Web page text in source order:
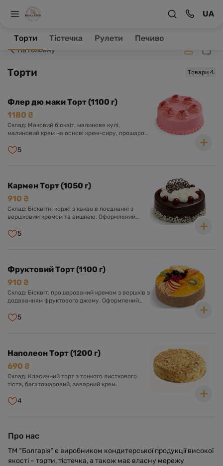
UA
Торти Тістечка Рулети Печиво
Заклад зачинено, ваше замовлення буде оброблене в
На головну
Торти Товари 4
Флер дю маки Торт (1100 г)
1180 ₴
Склад: Маковий бісквіт, малинове кулі,
малиновий крем на основі крем-сиру, прошарок
5
Кармен Торт (1050 г)
910 ₴
Склад: Бісквітні коржі з какао в поєднанні з
вершковим кремом та вишнею. Оформлений
вишнею.
5
Фруктовий Торт (1100 г)
910 ₴
Склад: Бісквіт, прошарований кремом з вершків з
додаванням фруктового джему. Оформлений
прозорому желе.
5
Наполеон Торт (1200 г)
690 ₴
Склад: Класичний торт з тонкого листкового
тіста, багатошаровий, заварний крем.
4
Про нас
ТМ “Болгарія” є виробником кондитерської продукції високої
якості – торти, тістечка, а також має власну мережу